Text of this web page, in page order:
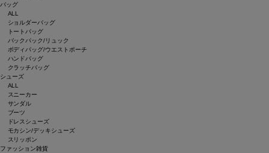
バッグ
ALL
ショルダーバッグ
トートバッグ
バックパック/リュック
ボディバッグ/ウエストポーチ
ハンドバッグ
クラッチバッグ
シューズ
ALL
スニーカー
サンダル
ブーツ
ドレスシューズ
モカシン/デッキシューズ
スリッポン
ファッション雑貨